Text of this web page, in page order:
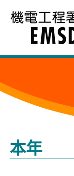
跳
內
的
始
本年